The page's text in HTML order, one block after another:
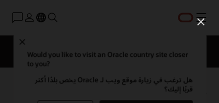
القائمة
Would you like to visit an Oracle country site closer
to you?
هل ترغب في زيارة موقع ويب لـ Oracle يخص بلدًا أكثر
قربًا إليك؟
ما المقصود بإدارة القوى العاملة